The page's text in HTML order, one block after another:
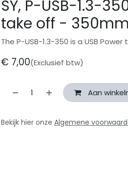
SY, P-USB-1.3-
take off -
The P-USB-1.3-350 is a USB
€ 7,00(Exclusief btw)
Aan
Bekijk hier onze Algemene